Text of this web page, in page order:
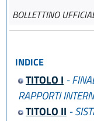
BOLLETTINO
INDICE
TITOLO I -
RAPPORTI
TITOLO II -